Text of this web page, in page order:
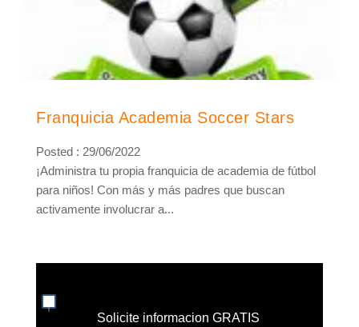
Franquicia Academia Soccer Stars
Posted : 29/06/2022
¡Administra tu propia franquicia de academia de fútbol
para niños! Con más y más padres que buscan
activamente involucrar a...
Solicite informacion GRATIS